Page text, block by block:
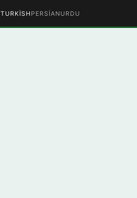
TURKISH PERSIAN URDU